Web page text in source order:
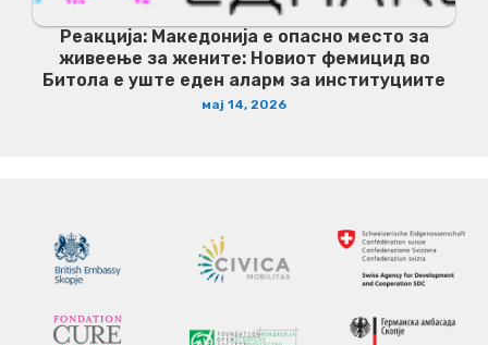
Реакција: Македонија е опасно место за
живеење за жените: Новиот фемицид во
Битола е уште еден аларм за институциите
мај 14, 2026